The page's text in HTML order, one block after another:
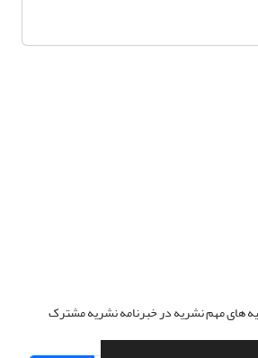
های مهم نشریه در خبرنامه نشریه مشترک